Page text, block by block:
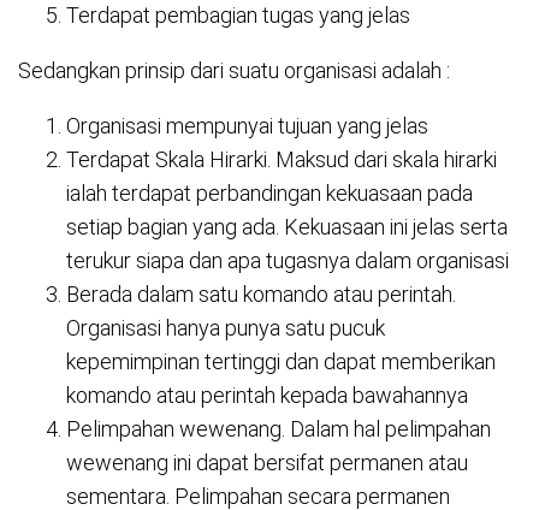
Terdapat pembagian tugas yang jelas
Sedangkan prinsip dari suatu organisasi adalah :
Organisasi mempunyai tujuan yang jelas
Terdapat Skala Hirarki. Maksud dari skala hirarki
ialah terdapat perbandingan kekuasaan pada
setiap bagian yang ada. Kekuasaan ini jelas serta
terukur siapa dan apa tugasnya dalam organisasi
Berada dalam satu komando atau perintah.
Organisasi hanya punya satu pucuk
kepemimpinan tertinggi dan dapat memberikan
komando atau perintah kepada bawahannya
Pelimpahan wewenang. Dalam hal pelimpahan
wewenang ini dapat bersifat permanen atau
sementara. Pelimpahan secara permanen